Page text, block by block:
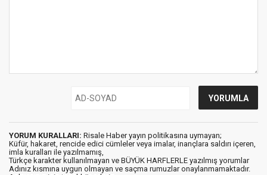
YORUM KURALLARI: Risale Haber yayın politikasına uymayan;
Küfür, hakaret, rencide edici cümleler veya imalar, inançlara saldırı içeren,
imla kuralları ile yazılmamış,
Türkçe karakter kullanılmayan ve BÜYÜK HARFLERLE yazılmış yorumlar
Adınız kısmına uygun olmayan ve saçma rumuzlar onaylanmamaktadır.